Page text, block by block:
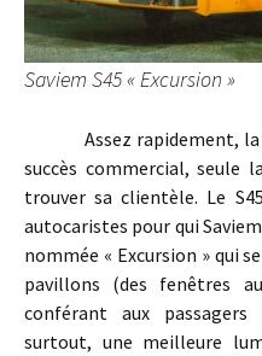
Saviem S45 « Excursion »
Assez rapidement, la
succès commercial, seule
trouver sa clientèle. Le
autocaristes pour qui
nommée « Excursion » qui
pavillons (des fenêtres
conférant aux passagers
surtout, une meilleure